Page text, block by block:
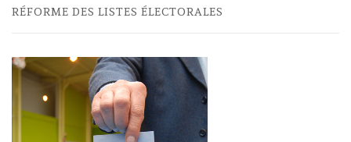
RÉFORME DES LISTES ÉLECTORALES